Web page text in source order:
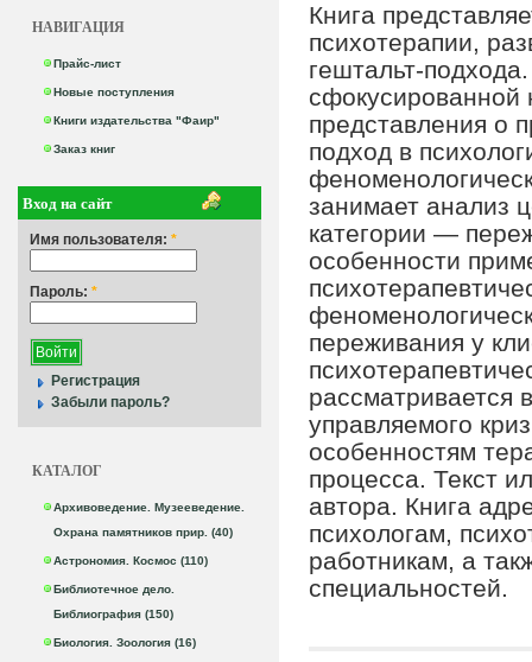
НАВИГАЦИЯ
Прайс-лист
Новые поступления
Книги издательства "Фаир"
Заказ книг
Вход на сайт
Имя пользователя: *
Пароль: *
Регистрация
Забыли пароль?
КАТАЛОГ
Архивоведение. Музееведение.
Охрана памятников прир. (40)
Астрономия. Космос (110)
Библиотечное дело.
Библиография (150)
Биология. Зоология (16)
Книга
психотерапии,
гештальт-
сфокусированной
представления о
подход в
занимает анализ
категории —
особенности
переживания у
рассматривается
управляемого
особенностям
процесса. Текст
автора. Книга
психологам,
работникам, а
специальностей.